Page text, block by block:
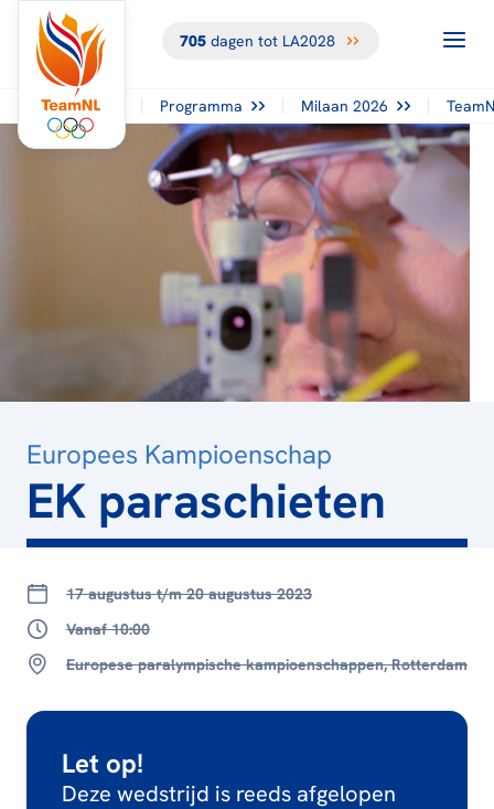
705dagen tot LA2028
Programma Milaan 2026
Europees Kampioenschap
EK paraschieten
17 augustus t/m 20 augustus 2023
Vanaf 10:00
Europese paralympische kampioenschappen, Rotterdam
Let op!
Deze wedstrijd is reeds afgelopen
TERUG NAAR
OVERZICHT